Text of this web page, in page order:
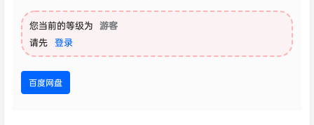
您当前的等级为 游客
请先 登录
百度网盘